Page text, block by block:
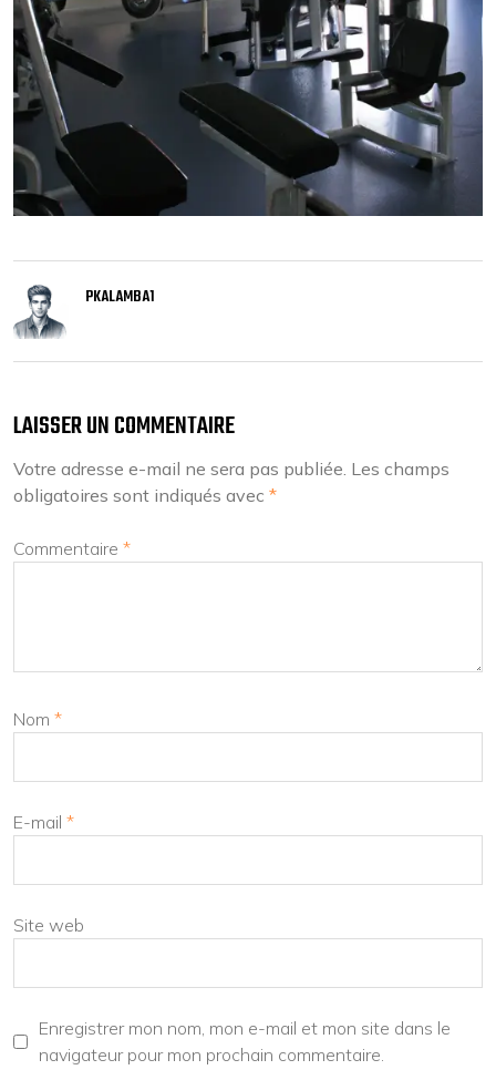
PKALAMBA1
LAISSER UN COMMENTAIRE
Votre adresse e-mail ne sera pas publiée. Les champs
obligatoires sont indiqués avec *
Commentaire *
Nom *
E-mail *
Site web
Enregistrer mon nom, mon e-mail et mon site dans le
navigateur pour mon prochain commentaire.